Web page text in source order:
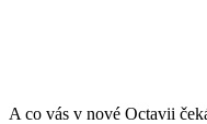
A co vás v nové Octavii